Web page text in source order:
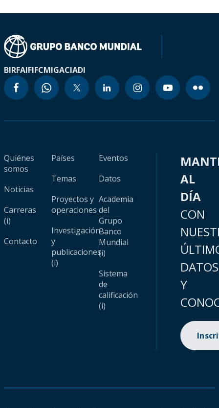
BIRFAIFIFCMIGACIADI
Quiénes
somos
Noticias
Carreras
(i)
Contacto
Países
Temas
Proyectos y
operaciones
Investigación
y
publicaciones
(i)
Eventos
Datos
Academia
del
Grupo
Banco
Mundial
(i)
Sistema
de
calificación
(i)
AL
DÍA
CON
DATOS
Y